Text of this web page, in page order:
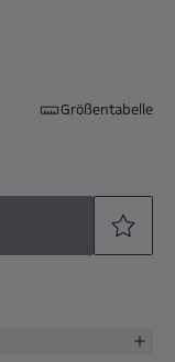
Größentabelle